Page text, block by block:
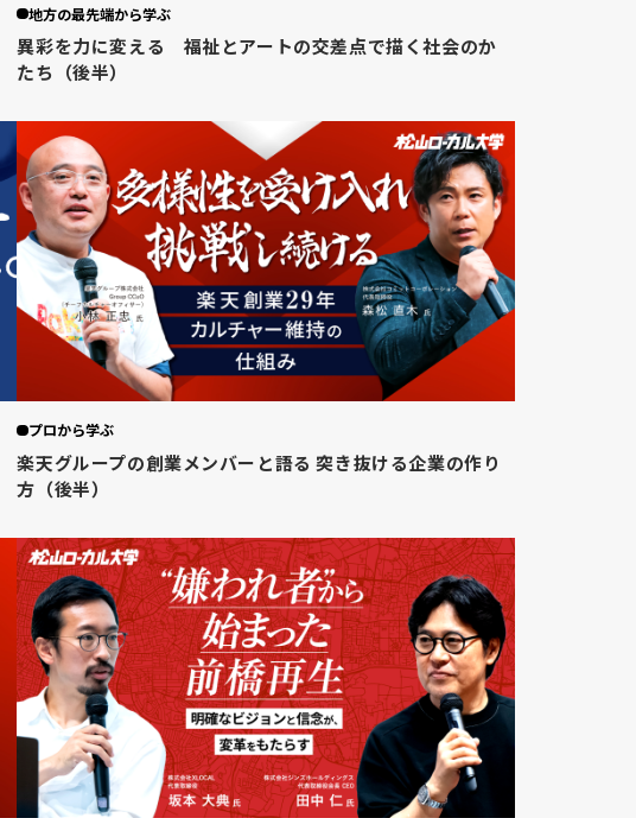
地方の最先端から学ぶ
異彩を力に変える 福祉とアートの交差点で描く社会のか
たち（後半）
プロから学ぶ
楽天グループの創業メンバーと語る 突き抜ける企業の作り
方（後半）